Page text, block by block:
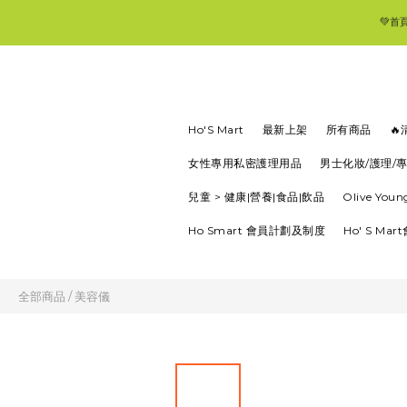
💚首
Ho'S Mart 最新上架 所有商品 🔥
女性專用私密護理用品 男士化妝/護理/
兒童 > 健康|營養|食品|飲品 Olive
Ho Smart 會員計劃及制度 Ho' S Mart
全部商品 /美容儀